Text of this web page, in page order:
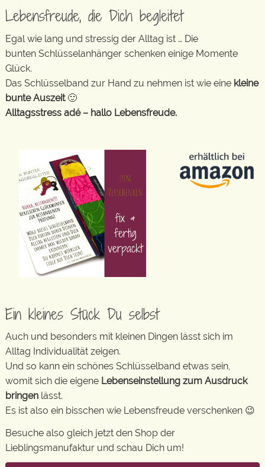
Lebensfreude, die Dich begleitet
Egal wie lang und stressig der Alltag ist … Die
bunten Schlüsselanhänger schenken einige Momente
Glück.
Das Schlüsselband zur Hand zu nehmen ist wie eine kleine
bunte Auszeit🙂
Alltagsstress adé – hallo Lebensfreude.
Ein kleines Stück Du selbst
Auch und besonders mit kleinen Dingen lässt sich im
Alltag Individualität zeigen.
Und so kann ein schönes Schlüsselband etwas sein,
womit sich die eigene Lebenseinstellung zum Ausdruck
bringen lässt.
Es ist also ein bisschen wie Lebensfreude verschenken 😉
Besuche also gleich jetzt den Shop der
Lieblingsmanufaktur und schau Dich um!